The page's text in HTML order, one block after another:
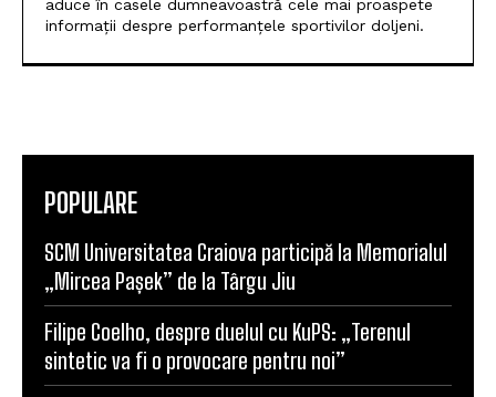
aduce în casele dumneavoastră cele mai proaspete
informații despre performanțele sportivilor doljeni.
POPULARE
SCM Universitatea Craiova participă la Memorialul
„Mircea Pașek” de la Târgu Jiu
Filipe Coelho, despre duelul cu KuPS: „Terenul
sintetic va fi o provocare pentru noi”